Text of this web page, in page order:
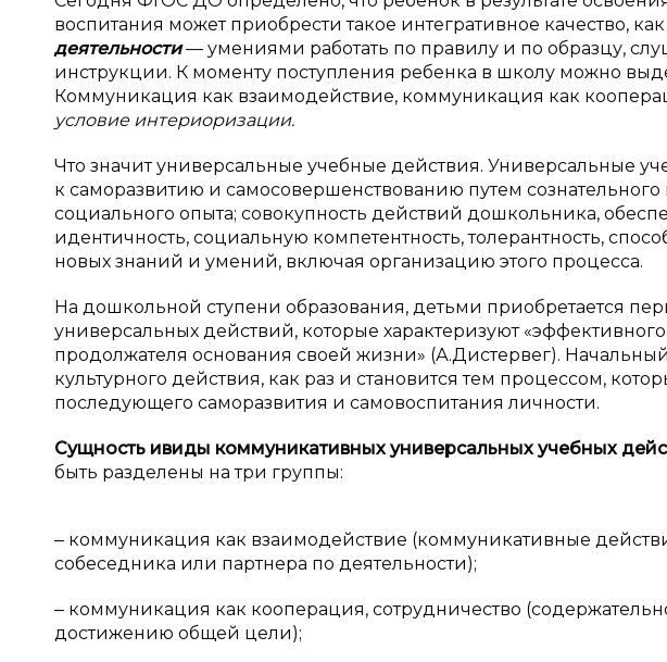
воспитания может приобрести такое интегративное качество, как
деятельности— умениями работать по правилу и по образцу,
инструкции. К моменту поступления ребенка в школу можно
Коммуникация как взаимодействие, коммуникация как
условие интериоризации.
Что значит универсальные учебные действия. Универсальные
к саморазвитию и самосовершенствованию путем
социального опыта; совокупность действий дошкольника,
идентичность, социальную компетентность, толерантность,
новых знаний и умений, включая организацию этого процесса.
На дошкольной ступени образования, детьми приобретается
универсальных действий, которые характеризуют
продолжателя основания своей жизни» (А.Дистервег).
культурного действия, как раз и становится тем процессом,
последующего саморазвития и самовоспитания личности.
Сущность ивиды коммуникативных универсальных учебных
быть разделены на три группы:
‒ коммуникация как взаимодействие (коммуникативные
собеседника или партнера по деятельности);
‒ коммуникация как кооперация, сотрудничество
достижению общей цели);